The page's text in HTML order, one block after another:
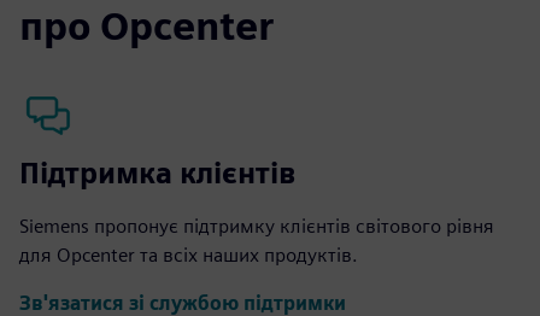
про Opcenter
Підтримка клієнтів
Siemens пропонує підтримку клієнтів світового рівня
для Opcenter та всіх наших продуктів.
Зв'язатися зі службою підтримки